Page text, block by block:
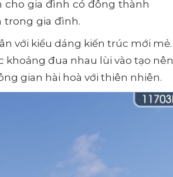
cho gia đình có đông thành
trong gia đình.
với kiểu dáng kiến trúc mới mẻ.
khoảng đua nhau lùi vào tạo nên
gian hài hoà với thiên nhiên.